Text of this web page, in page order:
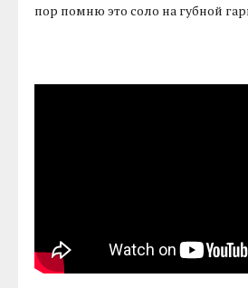
пор помню это соло на губной